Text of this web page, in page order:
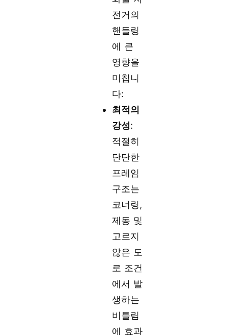
전거의
핸들링
에 큰
영향을
미칩니
다:
최적의
강성:
적절히
단단한
프레임
구조는
코너링,
제동 및
고르지
않은 도
로 조건
에서 발
생하는
비틀림
에 효과